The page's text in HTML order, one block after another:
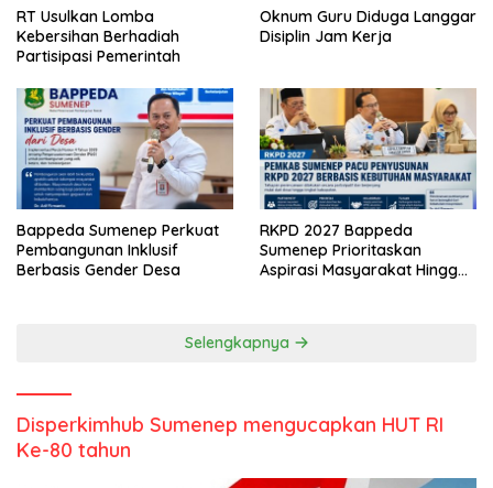
RT Usulkan Lomba
Kebersihan Berhadiah
Partisipasi Pemerintah
Oknum Guru Diduga Langgar
Disiplin Jam Kerja
Bappeda Sumenep Perkuat
Pembangunan Inklusif
Berbasis Gender Desa
RKPD 2027 Bappeda
Sumenep Prioritaskan
Aspirasi Masyarakat Hingga
Selengkapnya
Disperkimhub Sumenep mengucapkan HUT RI
Ke-80 tahun